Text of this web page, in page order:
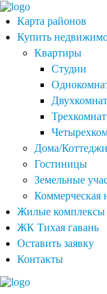
Карта районов
Купить
Квартиры
Студии
Дома/
Гостиницы
Земельные
Коммерческая
Жилые комплексы
ЖК Тихая гавань
Оставить заявку
Контакты